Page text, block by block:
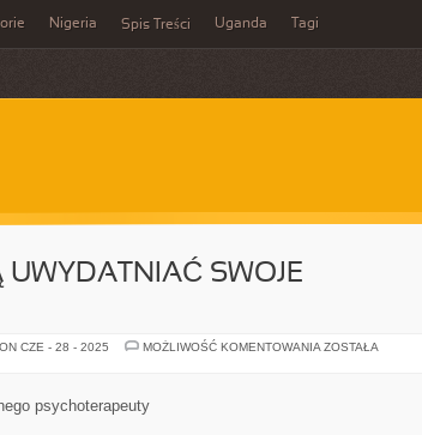
Nigeria Spis Treści Uganda Tagi
SWOJE
CZE - 28 - 2025 MOŻLIWOŚĆ KOMENTOWANIA JAK
ZOSTAŁA
psychoterapeuty